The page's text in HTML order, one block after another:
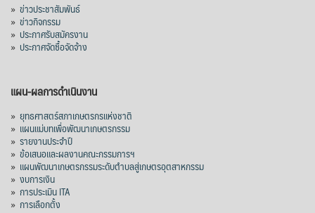
» ข่าวประชาสัมพันธ์
» ข่าวกิจกรรม
» ประกาศรับสมัครงาน
» ประกาศจัดซื้อจัดจ้าง
แผน-ผลการดำเนินงาน
» ยุทธศาสตร์สภาเกษตรกรแห่งชาติ
» แผนแม่บทเพื่อพัฒนาเกษตรกรรม
» รายงานประจำปี
» ข้อเสนอและผลงานคณะกรรมการฯ
» แผนพัฒนาเกษตรกรรมระดับตำบลสู่เกษตรอุตสาหกรรม
» งบการเงิน
» การประเมิน ITA
» การเลือกตั้ง